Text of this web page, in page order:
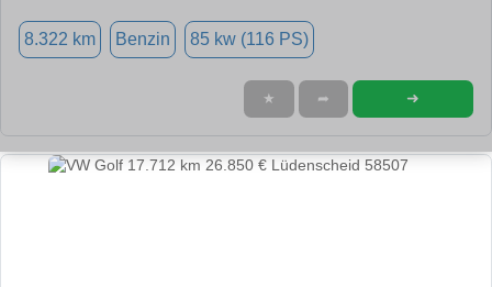
8.322 km Benzin 85 kw (116 PS)
★ ➦ ➜